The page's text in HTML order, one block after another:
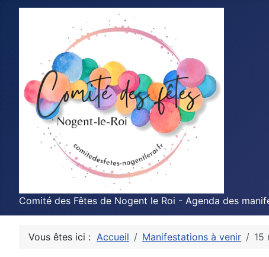
Comité des Fêtes de Nogent le Roi - Agenda des
Vous êtes ici : Accueil Manifestations à venir 15